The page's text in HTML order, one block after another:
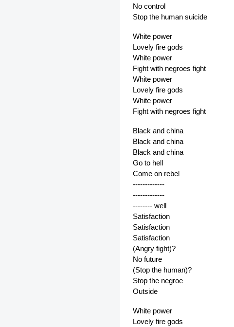
No control
Stop the human suicide
White power
Lovely fire gods
White power
Fight with negroes fight
White power
Lovely fire gods
White power
Fight with negroes fight
Black and china
Black and china
Black and china
Go to hell
Come on rebel
-------------
-------------
-------- well
Satisfaction
Satisfaction
Satisfaction
(Angry fight)?
No future
(Stop the human)?
Stop the negroe
Outside
White power
Lovely fire gods